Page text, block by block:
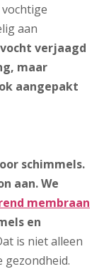
aan
verjaagd
maar
aangepakt
schimmels.
aan. We
membraan
en
is niet alleen
gezondheid.